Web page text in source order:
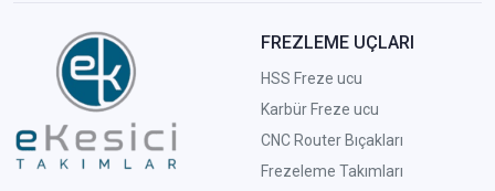
FREZLEME UÇLARI
HSS Freze ucu
Karbür Freze ucu
CNC Router Bıçakları
Frezeleme Takımları